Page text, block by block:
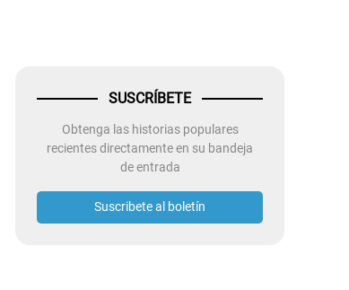
SUSCRÍBETE
Obtenga las historias populares
recientes directamente en su bandeja
de entrada
Suscribete al boletín